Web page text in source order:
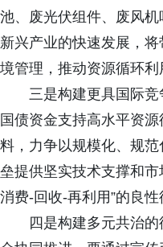
池、废光伏组件、废风
新兴产业的快速发展，
境管理，推动资源循环
三是构建更具国际
国债资金支持高水平资
料，力争以规模化、规
垒提供坚实技术支撑和
消费-回收-再利用”的良
四是构建多元共治